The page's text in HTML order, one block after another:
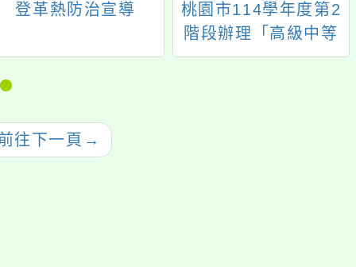
登革熱防治宣導
桃園市114學年度第2
階段辦理「高級中等
以下教育階段非學校
往下一頁 →